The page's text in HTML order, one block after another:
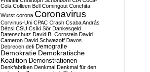
Cola Colleen Bell Comingout Conchita
Wurst corona Coronavirus
Corvinus-Uni CPAC Crash Csaba András
Dézsi CSU Csíki Sör Dankesgeld
Datenschutz David B. Cornstein David
Cameron David Schwezoff Davos
Debrecen defi Demografie
Demokratie Demokratische
Koalition Demonstrationen
Denkfabriken Denkmal Denkmal für den